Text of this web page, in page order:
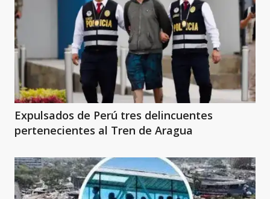
Expulsados de Perú tres delincuentes
pertenecientes al Tren de Aragua